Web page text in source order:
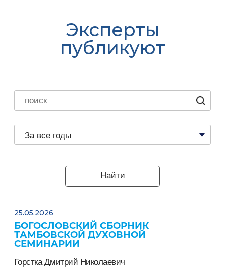
Эксперты
публикуют
За все годы
Найти
25.05.2026
БОГОСЛОВСКИЙ СБОРНИК
ТАМБОВСКОЙ ДУХОВНОЙ
СЕМИНАРИИ
Горстка Дмитрий Николаевич